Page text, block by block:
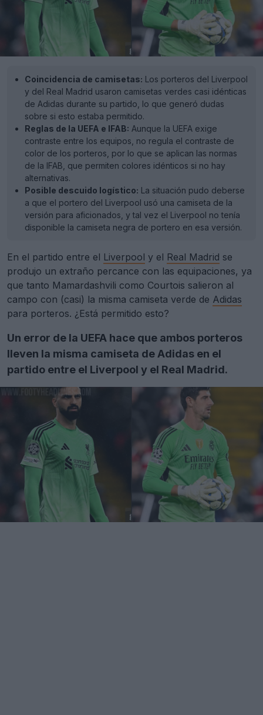
Coincidencia de camisetas: Los porteros del Liverpool
y del Real Madrid usaron camisetas verdes casi idénticas
de Adidas durante su partido, lo que generó dudas
sobre si esto estaba permitido.
Reglas de la UEFA e IFAB: Aunque la UEFA exige
contraste entre los equipos, no regula el contraste de
color de los porteros, por lo que se aplican las normas
de la IFAB, que permiten colores idénticos si no hay
alternativas.
Posible descuido logístico: La situación pudo deberse
a que el portero del Liverpool usó una camiseta de la
versión para aficionados, y tal vez el Liverpool no tenía
disponible la camiseta negra de portero en esa versión.
En el partido entre el Liverpool y el Real Madrid se
produjo un extraño percance con las equipaciones, ya
que tanto Mamardashvili como Courtois salieron al
campo con (casi) la misma camiseta verde de Adidas
para porteros. ¿Está permitido esto?
Un error de la UEFA hace que ambos porteros
lleven la misma camiseta de Adidas en el
partido entre el Liverpool y el Real Madrid.